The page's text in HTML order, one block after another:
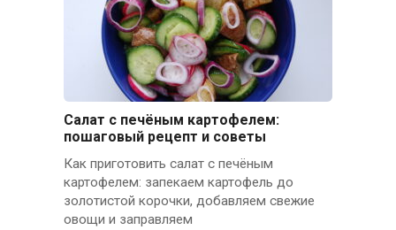
Салат с печёным картофелем:
пошаговый рецепт и советы
Как приготовить салат с печёным
картофелем: запекаем картофель до
золотистой корочки, добавляем свежие
овощи и заправляем